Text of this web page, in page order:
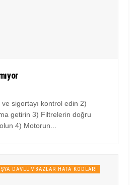
sigortayı kontrol edin 2)
getirin 3) Filtrelerin doğru
4) Motorun...
DAVLUMBAZLAR HATA KODLARI